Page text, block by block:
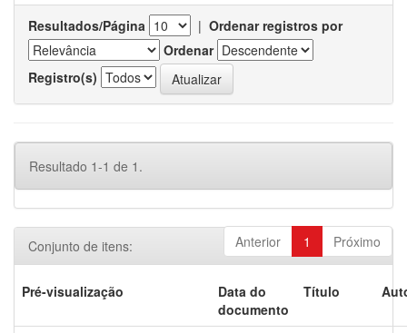
Resultados/Página | Ordenar registros por
Ordenar
Registro(s)
Resultado 1-1 de 1.
Anterior 1 Próximo
Conjunto de itens:
Pré-visualização
Data do
documento
Título